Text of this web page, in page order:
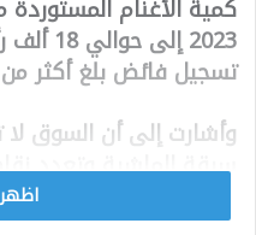
تسجيل فائض بلغ أكثر من 33 ألف رأس.
وأشارت إلى أن السوق لا
سرقة الماشية وتعدد
تفتقر إلى التنظيم